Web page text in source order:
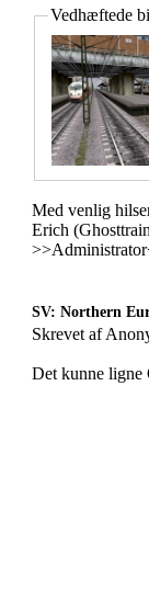
Vedhæftede
Med venlig
Erich
SV: Northern
Skrevet af
Det kunne ligne